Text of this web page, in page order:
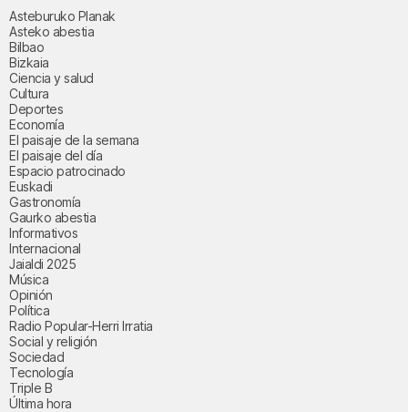
Asteburuko Planak
Asteko abestia
Bilbao
Bizkaia
Ciencia y salud
Cultura
Deportes
Economía
El paisaje de la semana
El paisaje del día
Espacio patrocinado
Euskadi
Gastronomía
Gaurko abestia
Informativos
Internacional
Jaialdi 2025
Música
Opinión
Política
Radio Popular-Herri Irratia
Social y religión
Sociedad
Tecnología
Triple B
Última hora